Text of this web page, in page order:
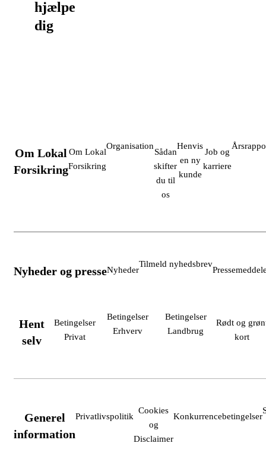
hjælpe
dig
Om Lokal
Forsikring
Om Lokal
Forsikring
Organisation
Sådan
skifter
du til
os
Henvis
en ny
kunde
Job og
karriere
Nyheder og presseNyheder
Tilmeld nyhedsbrev
Hent
selv
Betingelser
Privat
Betingelser
Erhverv
Betingelser
Landbrug
Rødt og
kort
Generel
information
Privatlivspolitik
Cookies
og
Disclaimer
Konkurrencebetingelser